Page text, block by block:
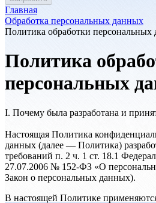
Главная
Обработка персональных данных
Политика обработки персональных
Политика
персональных
I. Почему была разработана и
Настоящая Политика
данных (далее — Политика)
требований п. 2 ч. 1 ст. 18.1
27.07.2006 № 152-ФЗ «О
Закон о персональных данных).
В настоящей Политике